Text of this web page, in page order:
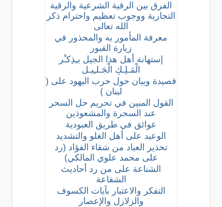
الفرق بين الرقية الشرعية والرقية
التجارية ووجوب تعظيم واحترام ذكر
الله تعالى
معرفة المأمور به والمحذور في
زيارة القبور
إستهانة أهل هذا الجيل بـِذِكـْر
الْمَـلِـكِ الْجَـلـِيـل
قصيدة وبيان حول حرب اليهود على (
لبنان )
القول المبين في تحريم حل السحر
عند السحرة والمشعوذين
عوائق في طريق العبودية
الوعيد على أهل الغلو والتشديد
تحذير العباد من شقاء الفؤاد (رد
على محمد علوي المالكي)
الشناعة على من رد أحاديث
الشفاعة
التفكر والاعتبار بآيات الكسوف
والزلازل والإعصار